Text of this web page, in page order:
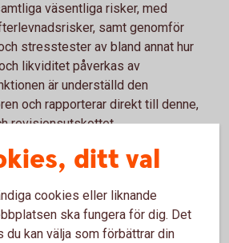
väsentliga risker, med
samt genomför
stresstester av bland annat hur
likviditet påverkas av
är underställd den
och rapporterar direkt till denne,
revisionsutskottet.
huruvida sparbankens ledning
kontroller och
är effektiva, att
och organisationen är
stödjer sparbankens affärssyften.
ditt val
cookies eller liknande
ska fungera för dig. Det
du kan välja som förbättrar din